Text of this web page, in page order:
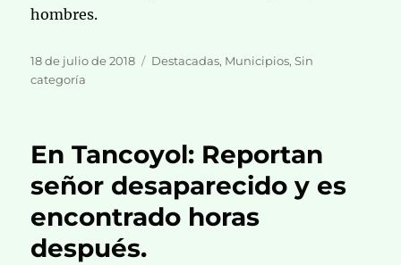
hombres.
Publicado
el
18 de julio de 2018 Categorías
Destacadas, Municipios,Sin
categoría
En Tancoyol: Reportan
señor desaparecido y es
encontrado horas
después.